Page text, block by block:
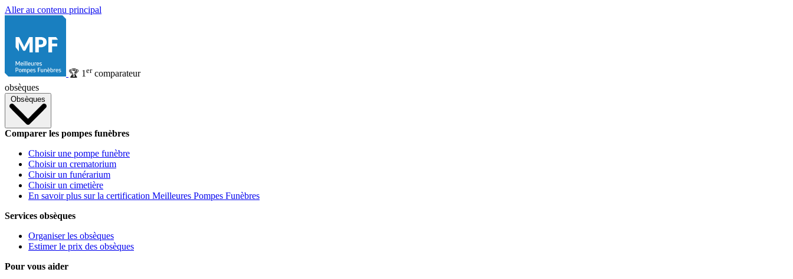
Aller au contenu principal
🏆 1 ercomparateur
obsèques
Obsèques
Comparer les pompes funèbres
Choisir une pompe funèbre
Choisir un crematorium
Choisir un funérarium
Choisir un cimetière
En savoir plus sur la certification Meilleures Pompes Funèbres
Services obsèques
Organiser les obsèques
Estimer le prix des obsèques
Pour vous aider